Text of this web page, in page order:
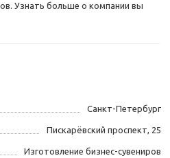
Узнать больше о компании вы
Санкт-Петербург
Пискарёвский проспект, 25
Изготовление бизнес-сувениров